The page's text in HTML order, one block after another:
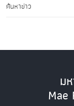
ค้นหาข่าว
ม